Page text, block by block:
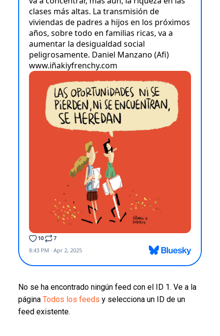
No se ha encontrado ningún feed con el ID 1. Ve a la
página Todos los feeds y selecciona un ID de un
feed existente.